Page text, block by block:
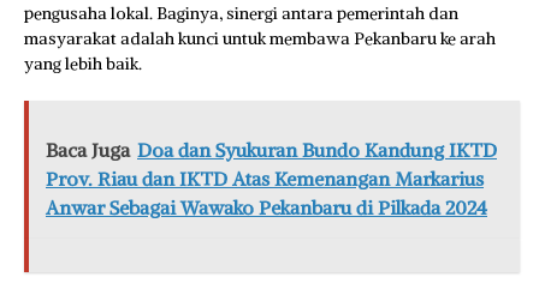
pengusaha lokal. Baginya, sinergi antara pemerintah dan
masyarakat adalah kunci untuk membawa Pekanbaru ke arah
yang lebih baik.
Baca Juga Doa dan Syukuran Bundo Kandung IKTD
Prov. Riau dan IKTD Atas Kemenangan Markarius
Anwar Sebagai Wawako Pekanbaru di Pilkada 2024